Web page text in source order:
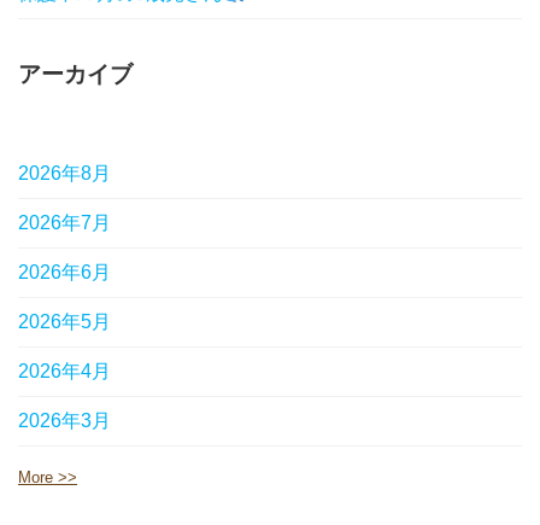
アーカイブ
2026年8月
2026年7月
2026年6月
2026年5月
2026年4月
2026年3月
More >>